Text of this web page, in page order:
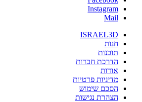
Instagram
Mail
ISRAEL3D
חנות
תוכנות
הדרכת חברות
אודות
מדיניות פרטיות
הסכם שימוש
הצהרת נגישות